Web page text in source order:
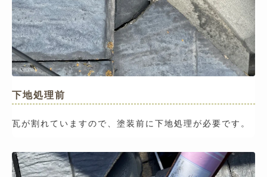
下地処理前
瓦が割れていますので、塗装前に下地処理が必要です。